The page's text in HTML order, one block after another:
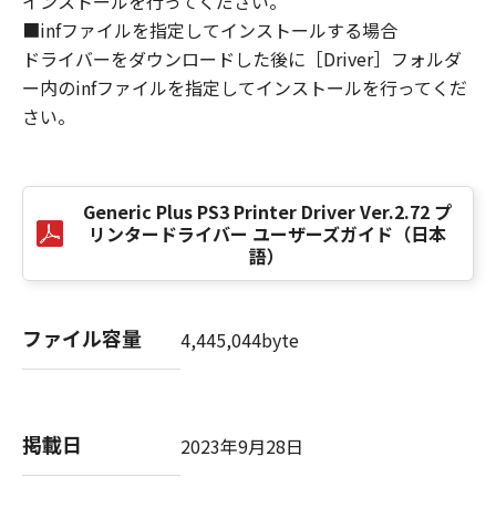
損害の可能性について知らされていた場合でも
同様です。
(3) キヤノン、キヤノンのライセンサー、キヤノ
ンの子会社、キヤノンの関連会社、それらの販
売代理店または販売店のいずれも、「本ソフト
じたいかなる紛争についても、一切責任を負わ
ないものとします。
８．契約期間
記のボタンをクリックした時点、または「本ソ
フトウェア」をインストールした時点で発効
(2) お客様は、「本ソフトウェア」およびその
複製物のすべてを廃棄および消去することによ
■infファイルを指定してインストールする場合
ドライバーをダウンロードした後に［Driver］フォルダ
ー内のinfファイルを指定してインストールを行ってくだ
さい。
Generic Plus PS3 Printer Driver Ver.2.72 プ
リンタードライバー ユーザーズガイド（日本
語）
ファイル容量 4,445,044byte
掲載日 2023年9月28日